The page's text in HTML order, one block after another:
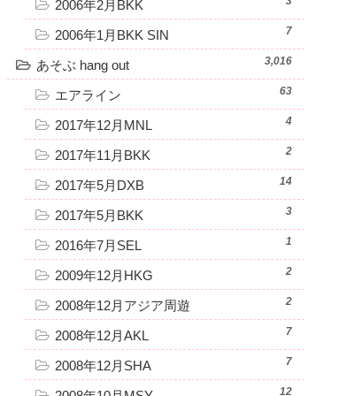
2006年2月BKK
2006年1月BKK SIN 7
あそぶ hang out 3,016
エアライン 63
2017年12月MNL 4
2017年11月BKK 2
2017年5月DXB 14
2017年5月BKK 3
2016年7月SEL 1
2009年12月HKG 2
2008年12月アジア周遊 2
2008年12月AKL 7
2008年12月SHA 7
12